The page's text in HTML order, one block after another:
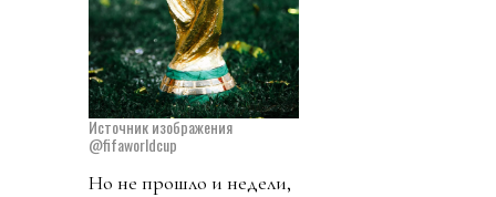
Источник изображения
@fifaworldcup
Но не прошло и недели,